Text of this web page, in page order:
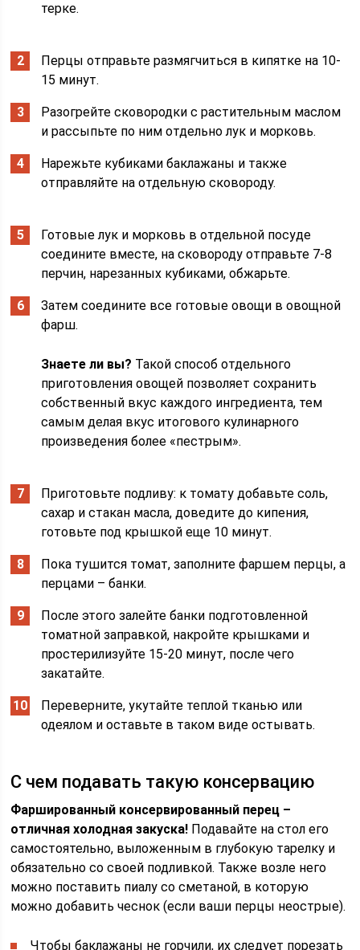
терке.
Перцы отправьте размягчиться в кипятке на 10-
15 минут.
Разогрейте сковородки с растительным маслом
и рассыпьте по ним отдельно лук и морковь.
Нарежьте кубиками баклажаны и также
отправляйте на отдельную сковороду.
Готовые лук и морковь в отдельной посуде
соедините вместе, на сковороду отправьте 7-8
перчин, нарезанных кубиками, обжарьте.
Затем соедините все готовые овощи в овощной
фарш.
Знаете ли вы? Такой способ отдельного
приготовления овощей позволяет сохранить
собственный вкус каждого ингредиента, тем
самым делая вкус итогового кулинарного
произведения более «пестрым».
Приготовьте подливу: к томату добавьте соль,
сахар и стакан масла, доведите до кипения,
готовьте под крышкой еще 10 минут.
Пока тушится томат, заполните фаршем перцы, а
перцами – банки.
После этого залейте банки подготовленной
томатной заправкой, накройте крышками и
простерилизуйте 15-20 минут, после чего
закатайте.
Переверните, укутайте теплой тканью или
одеялом и оставьте в таком виде остывать.
С чем подавать такую консервацию
Фаршированный консервированный перец –
отличная холодная закуска! Подавайте на стол его
самостоятельно, выложенным в глубокую тарелку и
обязательно со своей подливкой. Также возле него
можно поставить пиалу со сметаной, в которую
можно добавить чеснок (если ваши перцы неострые).
Чтобы баклажаны не горчили, их следует порезать